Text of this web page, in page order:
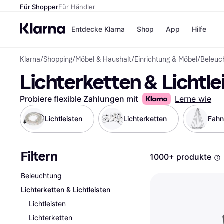
Für ShopperFür Händler
Entdecke Klarna
Zahlungsmethoden
Zahlungsmethoden
Sofort bezahlen
Bezahle in 3
Teilzahlungen
Bezahle in bis zu 30
Tagen
Ratenzahlung
Shop
Shops
H&M
Temu
Alle Shops
App Hilfe
Klarna/Shopping/Möbel & Haushalt/Einrichtung & Möbel /
Lichterketten &
Probiere flexible Zahlungen mit Lerne wie
Lichtleisten Lichterketten
Filtern
Beleuchtung
Lichterketten & Lichtleisten
Lichtleisten
Lichterketten
1000+ produkte